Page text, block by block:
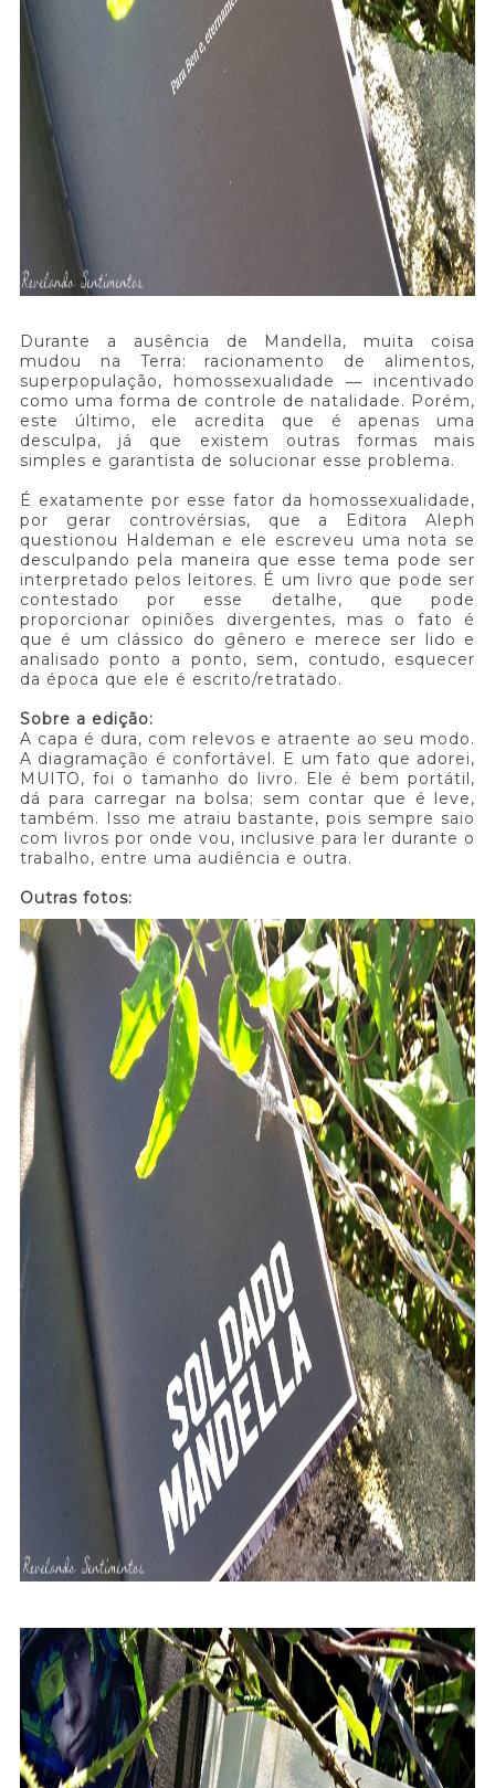
Durante a ausência de Mandella, muita coisa
mudou na Terra: racionamento de alimentos,
superpopulação, homossexualidade ― incentivado
como uma forma de controle de natalidade. Porém,
este último, ele acredita que é apenas uma
desculpa, já que existem outras formas mais
simples e garantista de solucionar esse problema.
É exatamente por esse fator da homossexualidade,
por gerar controvérsias, que a Editora Aleph
questionou Haldeman e ele escreveu uma nota se
desculpando pela maneira que esse tema pode ser
interpretado pelos leitores. É um livro que pode ser
contestado por esse detalhe, que pode
proporcionar opiniões divergentes, mas o fato é
que é um clássico do gênero e merece ser lido e
analisado ponto a ponto, sem, contudo, esquecer
da época que ele é escrito/retratado.
Sobre a edição:
A capa é dura, com relevos e atraente ao seu modo.
A diagramação é confortável. E um fato que adorei,
MUITO, foi o tamanho do livro. Ele é bem portátil,
dá para carregar na bolsa; sem contar que é leve,
também. Isso me atraiu bastante, pois sempre saio
com livros por onde vou, inclusive para ler durante o
trabalho, entre uma audiência e outra.
Outras fotos: